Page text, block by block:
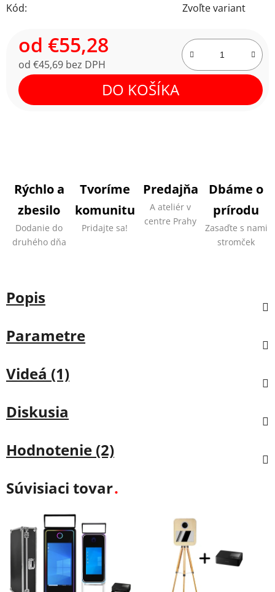
Kód:
Zvoľte variant
od €55,28
od €45,69 bez DPH
Jednotková cena:
DO KOŠÍKA
Rýchlo a
zbesilo
Dodanie do
druhého dňa
Tvoríme
komunitu
Pridajte sa!
Predajňa
A ateliér v
centre Prahy
Dbáme o
prírodu
Zasaďte s nami
stromček
Popis
Parametre
Videá (1)
Diskusia
Hodnotenie (2)
Súvisiaci tovar